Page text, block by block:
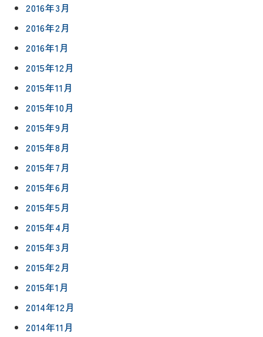
2016年3月
2016年2月
2016年1月
2015年12月
2015年11月
2015年10月
2015年9月
2015年8月
2015年7月
2015年6月
2015年5月
2015年4月
2015年3月
2015年2月
2015年1月
2014年12月
2014年11月